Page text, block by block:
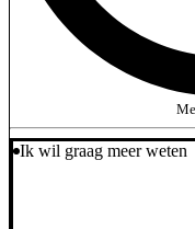
Ik wil graag meer weten